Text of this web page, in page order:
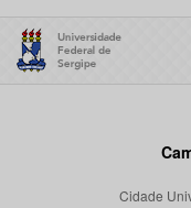
Cidade